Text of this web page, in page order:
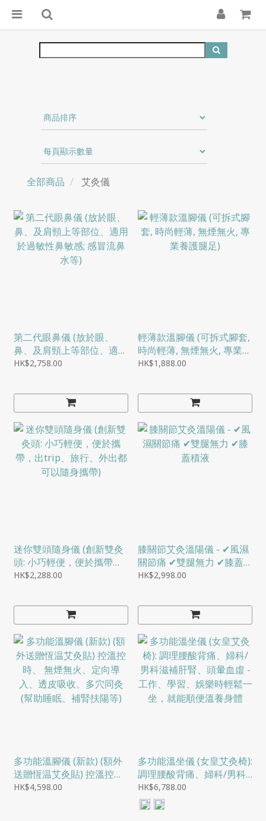
全部商品 艾灸儀
第二代眼鼻儀 (放於眼、
鼻、及肩頸上等部位、適用
於過敏性鼻敏感; 感冒流鼻
HK$2,758.00
輕薄款溫腳儀 (可拆式腳套,
時尚輕薄, 無煙無火, 專業養
護腿足)
HK$1,888.00
迷你雙頭隨身儀 (創新雙灸
頭: 小巧輕便，便於攜帶，
出TRIP、旅行、外出都可
HK$2,288.00
膝關節艾灸溫陽儀 - ✔風濕
關節痛 ✔雙腿無力 ✔膝蓋
積液
HK$2,998.00
多功能溫腳儀 (新款) (額外
送贈恆温艾灸貼) 控溫控
時、 無煙無火、定向導
HK$4,598.00
多功能溫坐儀 (女皇艾灸椅):
調理腰酸背痛、婦科/男科
滋補肝腎、頭暈血虛 - 工
作、學習、娛樂時輕鬆一
坐，就能順便溫養身體
HK$6,788.00